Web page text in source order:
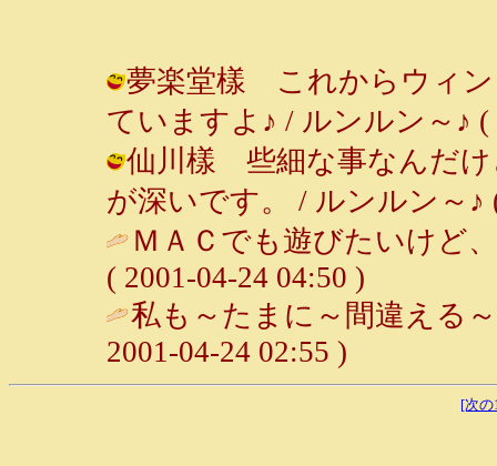
夢楽堂樣 これからウィン
ていますよ♪ / ルンルン～♪ (
仙川樣 些細な事なんだけ
が深いです。 / ルンルン～♪
ＭＡＣでも遊びたいけど
( 2001-04-24 04:50 )
私も～たまに～間違える
2001-04-24 02:55 )
[次